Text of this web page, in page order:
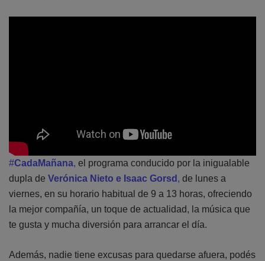
#CadaMañana, el programa conducido por la inigualable
dupla de Verónica Nieto e Isaac Gorsd , de lunes a
viernes, en su horario habitual de 9 a 13 horas, ofreciendo
la mejor compañía, un toque de actualidad, la música que
te gusta y mucha diversión para arrancar el día.
Además, nadie tiene excusas para quedarse afuera, podés